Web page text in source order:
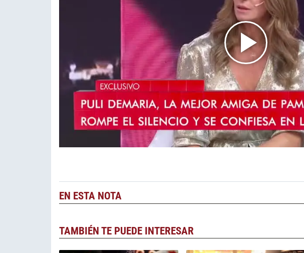
EN ESTA NOTA
TAMBIÉN TE PUEDE INTERESAR